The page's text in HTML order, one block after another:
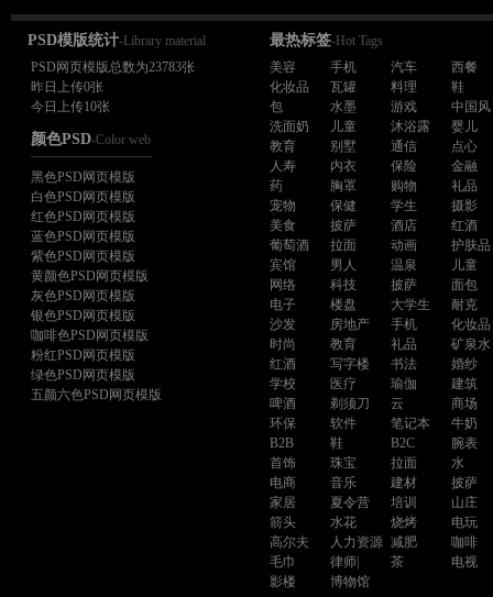
PSD模版统计-Library material
PSD网页模版总数为23783张
昨日上传0张
今日上传10张
颜色PSD-Color web
黑色PSD网页模版
白色PSD网页模版
红色PSD网页模版
蓝色PSD网页模版
紫色PSD网页模版
黄颜色PSD网页模版
灰色PSD网页模版
银色PSD网页模版
咖啡色PSD网页模版
粉红PSD网页模版
绿色PSD网页模版
五颜六色PSD网页模版
最热标签-Hot Tags
美容
手机 汽车
西餐
化妆品
瓦罐 料理
鞋
包
水墨 游戏
中国风
洗面奶
儿童 沐浴露
婴儿
教育
别墅 通信
点心
人寿
内衣 保险
金融
药
胸罩 购物
礼品
宠物
保健 学生
摄影
美食
披萨 酒店
红酒
葡萄酒
拉面 动画
护肤品
宾馆
男人 温泉
儿童
网络
科技 披萨
面包
电子
楼盘 大学生
耐克
沙发
房地产 手机
化妆品
时尚
教育 礼品
矿泉水
红酒
写字楼 书法
婚纱
学校
医疗 瑜伽
建筑
啤酒
剃须刀 云
商场
环保
软件 笔记本
牛奶
B2B
鞋 B2C
腕表
首饰
珠宝 拉面
水
电商
音乐 建材
披萨
家居
夏令营 培训
山庄
箭头
水花 烧烤
电玩
高尔夫
人力资源 减肥
咖啡
毛巾
律师| 茶
电视
影楼
博物馆